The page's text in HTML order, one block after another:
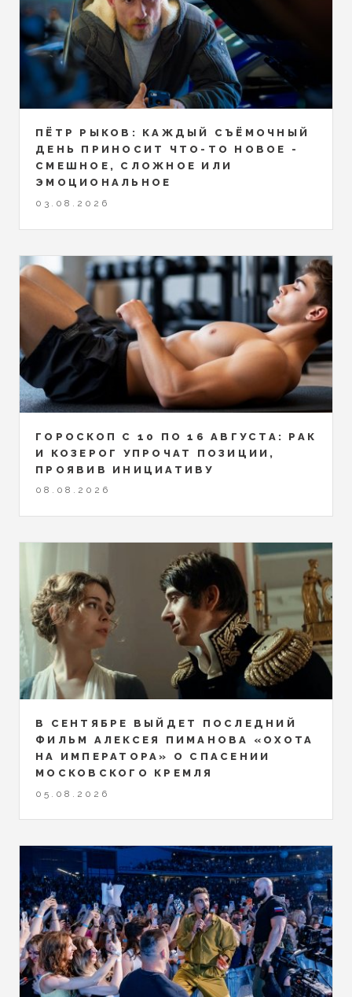
ПЁТР РЫКОВ: КАЖДЫЙ СЪЁМОЧНЫЙ
ДЕНЬ ПРИНОСИТ ЧТО-ТО НОВОЕ -
СМЕШНОЕ, СЛОЖНОЕ ИЛИ
ЭМОЦИОНАЛЬНОЕ
03.08.2026
ГОРОСКОП С 10 ПО 16 АВГУСТА: РАК
И КОЗЕРОГ УПРОЧАТ ПОЗИЦИИ,
ПРОЯВИВ ИНИЦИАТИВУ
08.08.2026
В СЕНТЯБРЕ ВЫЙДЕТ ПОСЛЕДНИЙ
ФИЛЬМ АЛЕКСЕЯ ПИМАНОВА «ОХОТА
НА ИМПЕРАТОРА» О СПАСЕНИИ
МОСКОВСКОГО КРЕМЛЯ
05.08.2026